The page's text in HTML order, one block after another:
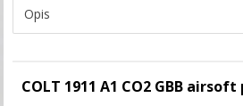
COLT 1911 A1 CO2 GBB